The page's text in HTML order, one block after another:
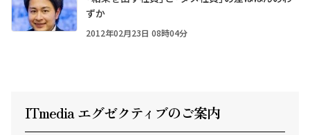
ずか
2012年02月23日 08時04分
ITmedia エグゼクティ ブのご案内